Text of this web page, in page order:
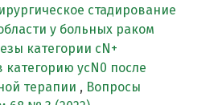
стадирование
у больных раком
категории сN+
ycN0 после
терапии , Вопросы